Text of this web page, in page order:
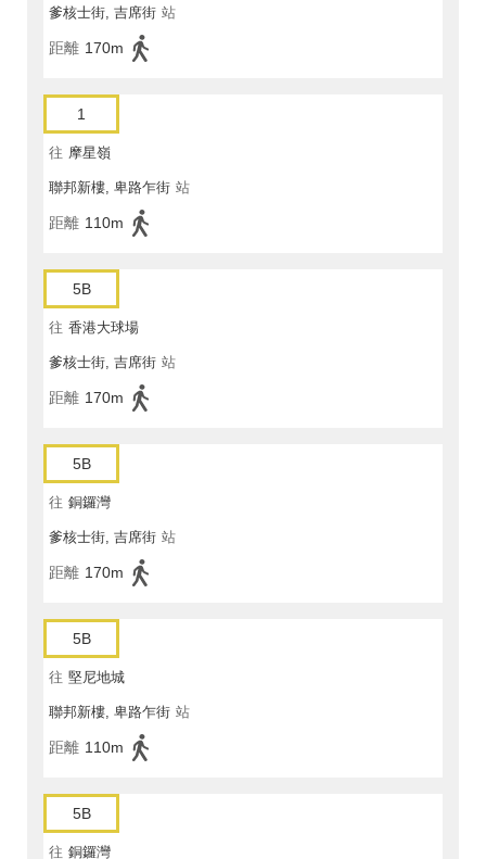
爹核士街, 吉席街 站
距離 170m
1
往 摩星嶺
聯邦新樓, 卑路乍街 站
距離 110m
5B
往 香港大球場
爹核士街, 吉席街 站
距離 170m
5B
往 銅鑼灣
爹核士街, 吉席街 站
距離 170m
5B
往 堅尼地城
聯邦新樓, 卑路乍街 站
距離 110m
5B
往 銅鑼灣